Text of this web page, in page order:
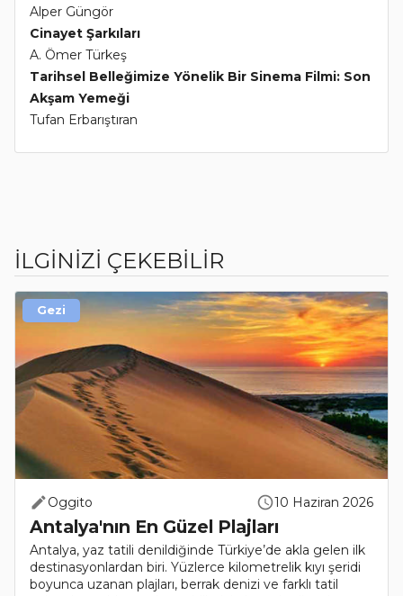
Alper Güngör
Cinayet Şarkıları
A. Ömer Türkeş
Tarihsel Belleğimize Yönelik Bir Sinema Filmi: Son
Akşam Yemeği
Tufan Erbarıştıran
İLGİNİZİ ÇEKEBİLİR
Oggito 10 Haziran 2026
Antalya'nın En Güzel Plajları
Antalya, yaz tatili denildiğinde Türkiye’de akla gelen ilk
destinasyonlardan biri. Yüzlerce kilometrelik kıyı şeridi
boyunca uzanan plajları, berrak denizi ve farklı tatil
Gezi